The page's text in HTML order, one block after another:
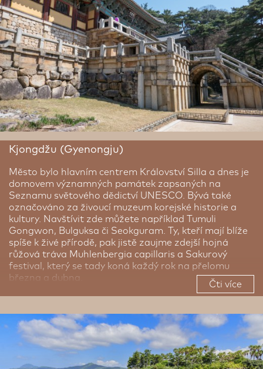
Haedong Yonggungsa, postavený přímo u mořského
pobřeží. Kultura je v Pusanu všudypřítomná – město
hostí každoroční Mezinárodní filmový festival a pyšní
se pulzujícími trhy, jako je slavný rybí trh Jagalchi, kde
lze ochutnat čerstvé úlovky přímo z moře. Za návštěvu
stojí také barevná čtvrť Gamcheon Culture Village,
labyrint uliček plný street artu, galerií a výhledů.
Kjongdžu (Gyenongju)
Město bylo hlavním centrem Království Silla a dnes je
domovem významných památek zapsaných na
Seznamu světového dědictví UNESCO. Bývá také
označováno za živoucí muzeum korejské historie a
kultury. Navštívit zde můžete například Tumuli
Gongwon, Bulguksa či Seokguram. Ty, kteří mají blíže
spíše k živé přírodě, pak jistě zaujme zdejší hojná
růžová tráva Muhlenbergia capillaris a Sakurový
festival, který se tady koná každý rok na přelomu
března a dubna.
Čti více